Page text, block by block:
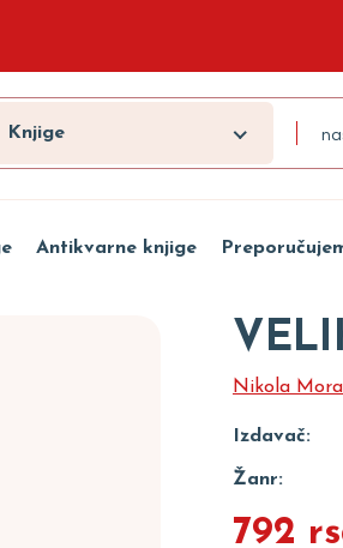
Knjige
Antikvarne knjige
Nikola
Izdavač:
Žanr:
792